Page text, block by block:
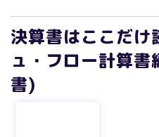
決算書はここだ
ュ・フロー計算
書)